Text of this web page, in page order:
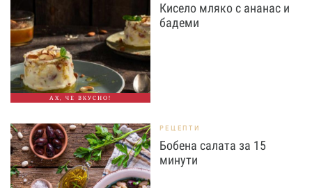
АХ, ЧЕ ВКУСНО!
Кисело мляко с ананас и
бадеми
РЕЦЕПТИ
Бобена салата за 15
минути